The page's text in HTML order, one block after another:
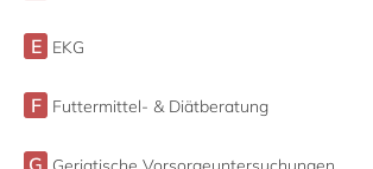
E EKG
F Futtermittel- & Diätberatung
G